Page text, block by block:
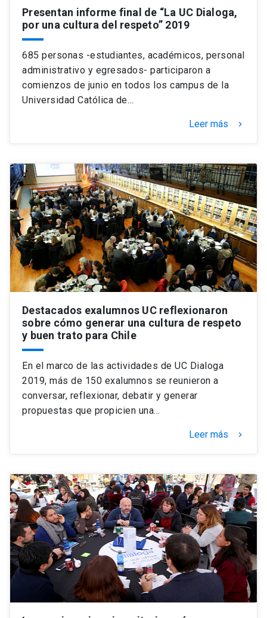
Presentan informe final de “La UC Dialoga,
por una cultura del respeto” 2019
685 personas -estudiantes, académicos, personal
administrativo y egresados- participaron a
comienzos de junio en todos los campus de la
Universidad Católica de…
Leer más keyboard_arrow_right
Destacados exalumnos UC reflexionaron
sobre cómo generar una cultura de respeto
y buen trato para Chile
En el marco de las actividades de UC Dialoga
2019, más de 150 exalumnos se reunieron a
conversar, reflexionar, debatir y generar
propuestas que propicien una…
Leer más keyboard_arrow_right